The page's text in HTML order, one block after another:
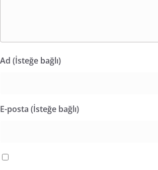
Ad (İsteğe bağlı)
E-posta (İsteğe bağlı)